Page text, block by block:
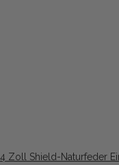
4 Zoll Shield-Naturfeder